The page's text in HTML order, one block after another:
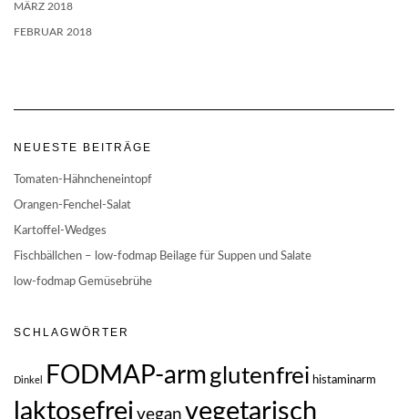
MÄRZ 2018
FEBRUAR 2018
NEUESTE BEITRÄGE
Tomaten-Hähncheneintopf
Orangen-Fenchel-Salat
Kartoffel-Wedges
Fischbällchen – low-fodmap Beilage für Suppen und Salate
low-fodmap Gemüsebrühe
SCHLAGWÖRTER
Dinkel FODMAP-armglutenfrei histaminarm
laktosefrei vegan vegetarisch